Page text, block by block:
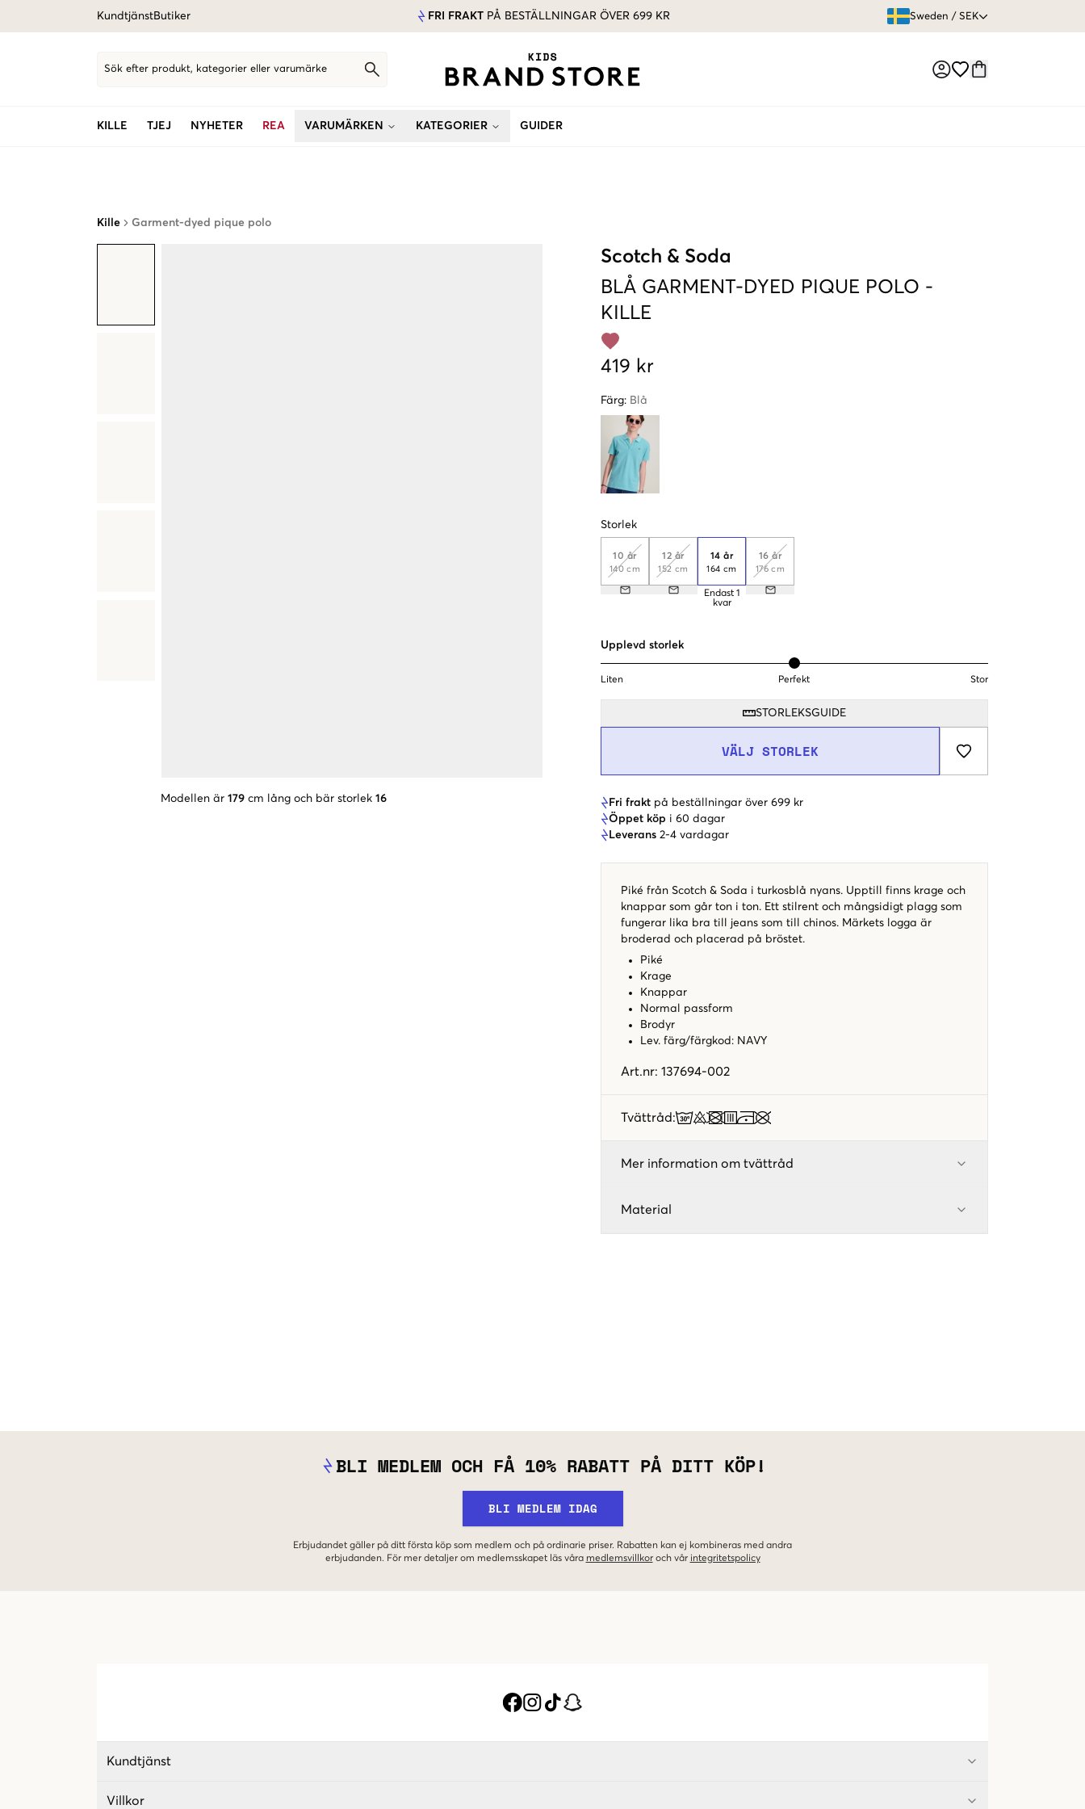
KundtjänstButiker FRI FRAKT PÅ BESTÄLLNINGAR ÖVER 699 KR Sweden / SEK
Sök efter produkt, kategorier eller varumärke
KILLE TJEJ NYHETER REA VARUMÄRKEN KATEGORIER GUIDER
Kille Garment-dyed pique polo
Modellen är 179 cm lång och bär storlek 16
Scotch & Soda
BLÅ GARMENT-DYED PIQUE POLO -
KILLE
419 kr
Färg: Blå
Storlek
10 år
140 cm
12 år
152 cm
14 år
164 cm
Endast 1
kvar
16 år
176 cm
Upplevd storlek
Liten Perfekt Stor
STORLEKSGUIDE
VÄLJ STORLEK
Fri frakt på beställningar över 699 kr
Öppet köp i 60 dagar
Leverans 2-4 vardagar
Piké från Scotch & Soda i turkosblå nyans. Upptill finns krage och
knappar som går ton i ton. Ett stilrent och mångsidigt plagg som
fungerar lika bra till jeans som till chinos. Märkets logga är
broderad och placerad på bröstet.
Piké
Krage
Knappar
Normal passform
Brodyr
Lev. färg/färgkod : NAVY
Art.nr: 137694-002
Tvättråd:
Mer information om tvättråd
Material
BLI MEDLEM OCH FÅ 10% RABATT PÅ DITT KÖP!
BLI MEDLEM IDAG
Erbjudandet gäller på ditt första köp som medlem och på ordinarie priser. Rabatten kan ej kombineras med andra
erbjudanden. För mer detaljer om medlemsskapet läs våra medlemsvillkor och vår integritetspolicy
Kundtjänst
Villkor